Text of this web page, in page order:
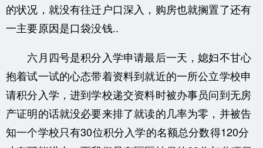
的状况，就没有往迁户口深入，购房也就搁置了还有
一主要原因是口袋没钱..
六月四号是积分入学申请最后一天，媳妇不甘心
抱着试一试的心态带着资料到就近的一所公立学校申
请积分入学，进到学校递交资料时被办事员问到无房
产证明的话就没必要来排了就读的几率为零，并被告
知一个学校只有30位积分入学的名额总分数得120分